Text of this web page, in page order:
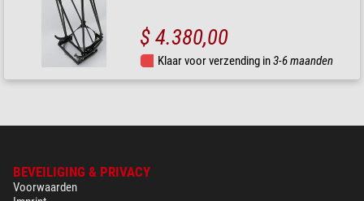
$ 4.380,00
Klaar voor verzending in3-6 maanden
BEVEILIGING & PRIVACY
Voorwaarden